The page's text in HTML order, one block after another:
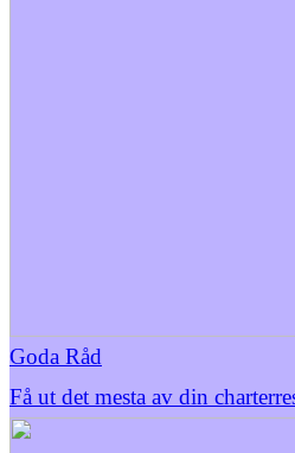
Goda Råd
Få ut det mesta av din